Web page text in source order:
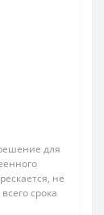
для
не
срока